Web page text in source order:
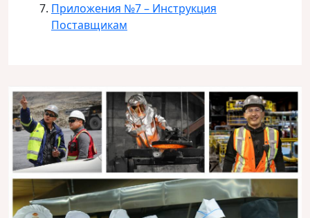
Приложения №7 – Инструкция
Поставщикам